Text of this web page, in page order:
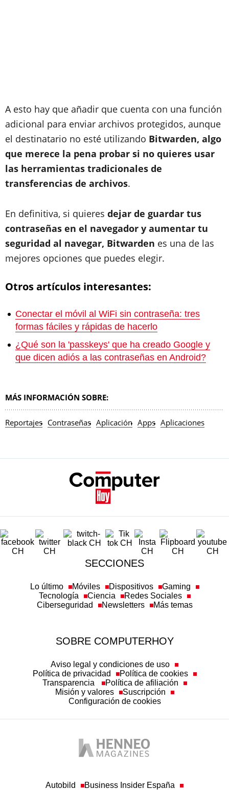
A esto hay que añadir que cuenta con una función
adicional para enviar archivos protegidos, aunque
el destinatario no esté utilizando Bitwarden, algo
que merece la pena probar si no quieres usar
las herramientas tradicionales de
transferencias de archivos.
En definitiva, si quieres dejar de guardar tus
contraseñas en el navegador y aumentar tu
seguridad al navegar, Bitwarden es una de las
mejores opciones que puedes elegir.
Otros artículos interesantes:
Conectar el móvil al WiFi sin contraseña: tres
formas fáciles y rápidas de hacerlo
¿Qué son la 'passkeys' que ha creado Google y
que dicen adiós a las contraseñas en Android?
MÁS INFORMACIÓN SOBRE:
Reportajes Contraseñas Aplicación Apps Aplicaciones
SECCIONES
Tecnología
Ciencia
Redes Sociales
Ciberseguridad
Newsletters Más temas
Política de privacidad
Política de cookies
Transparencia
Política de afiliación
Misión y valores
Suscripción
Configuración de cookies
Computer Hoy
Hobby Consolas Top Gear